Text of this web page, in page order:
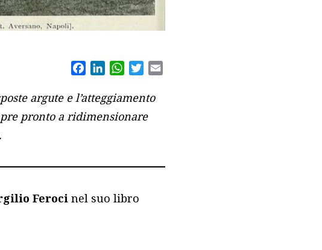
FacebookLinkedInWhatsApp
Twitter
argute e l’atteggiamento
pronto a ridimensionare
Feroci nel suo libro